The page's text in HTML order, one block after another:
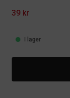
Product
39 kr
I lager